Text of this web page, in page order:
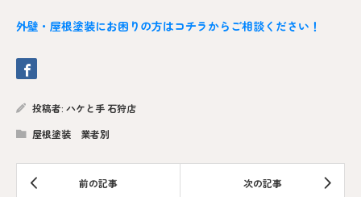
外壁・屋根塗装にお困りの方はコチラからご相談ください！
投稿者: ハケと手 石狩店
屋根塗装 業者別